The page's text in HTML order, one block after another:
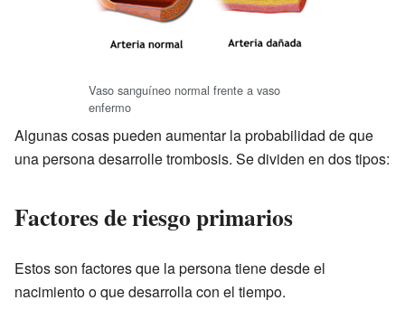
Vaso sanguíneo normal frente a vaso
enfermo
Algunas cosas pueden aumentar la probabilidad de que
una persona desarrolle trombosis. Se dividen en dos tipos:
Factores de riesgo primarios
Estos son factores que la persona tiene desde el
nacimiento o que desarrolla con el tiempo.